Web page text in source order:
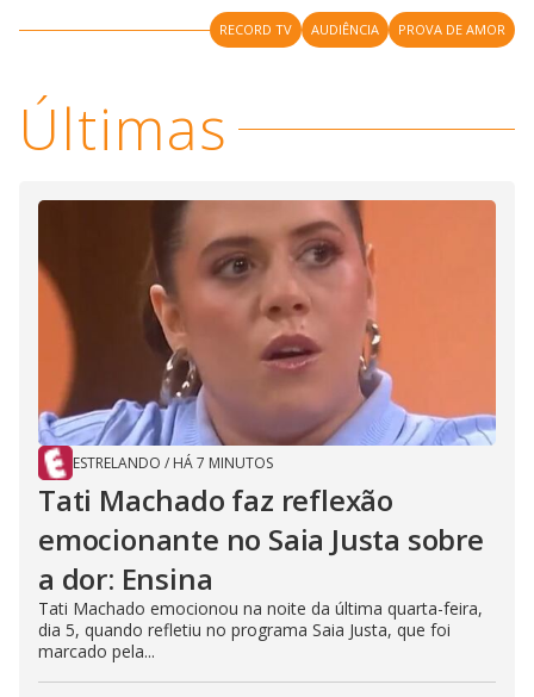
RECORD TV AUDIÊNCIA PROVA DE AMOR
Últimas
ESTRELANDO / HÁ 7 MINUTOS
Tati Machado faz reflexão
emocionante no Saia Justa sobre
a dor: Ensina
Tati Machado emocionou na noite da última quarta-feira,
dia 5, quando refletiu no programa Saia Justa, que foi
marcado pela...